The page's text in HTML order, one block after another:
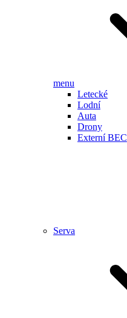
menu
Letecké
Lodní
Auta
Drony
Externí BEC
Serva